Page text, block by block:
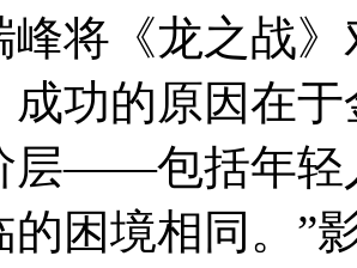
峰将《龙之战
成功的原因在
层——包括年轻
的困境相同。”